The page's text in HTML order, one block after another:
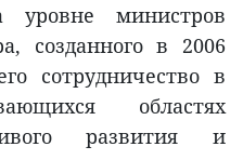
уровне министров
созданного в 2006
сотрудничество в
областях
развития и